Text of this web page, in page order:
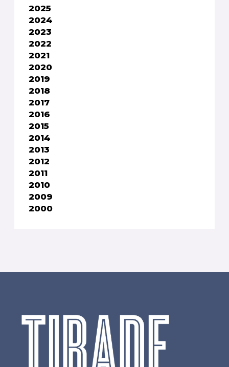
2025
2024
2023
2022
2021
2020
2019
2018
2017
2016
2015
2014
2013
2012
2011
2010
2009
2000